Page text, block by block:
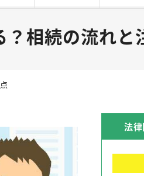
相続の流れと
法